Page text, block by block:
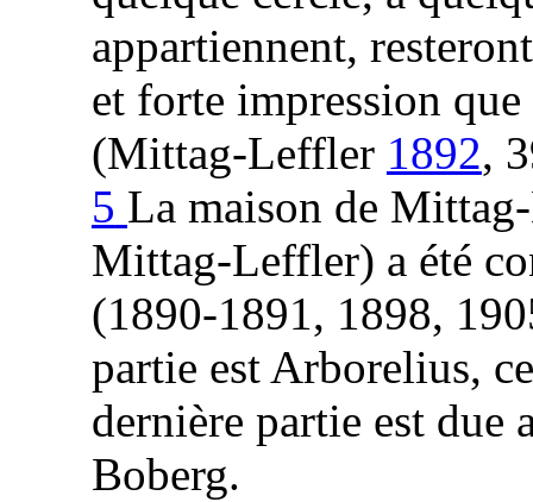
appartiennent,
et forte impression
(Mittag-Leffler 1892,
5 La maison de
Mittag-Leffler) a été
(1890-1891, 1898,
partie est Arborelius,
dernière partie est due
Boberg.